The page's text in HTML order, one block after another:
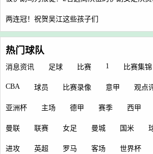
两连冠！祝贺吴江这些孩子们
热门球队
消息资讯 足球 比赛 1 比赛集锦
CBA 球员 比赛录像 意甲 观点
亚洲杯 主场 德甲 赛季 西甲
曼联 联赛 女足 曼城 国米
进攻 英超 罗马 客场 世界杯